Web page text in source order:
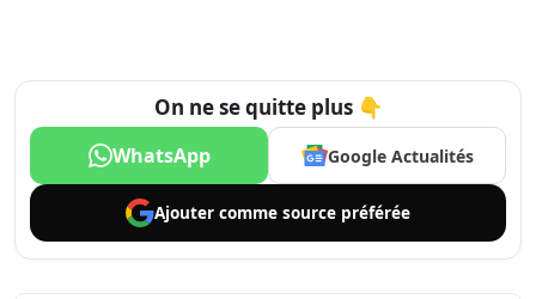
On ne se quitte plus 👇
WhatsApp Google Actualités
Ajouter comme source préférée